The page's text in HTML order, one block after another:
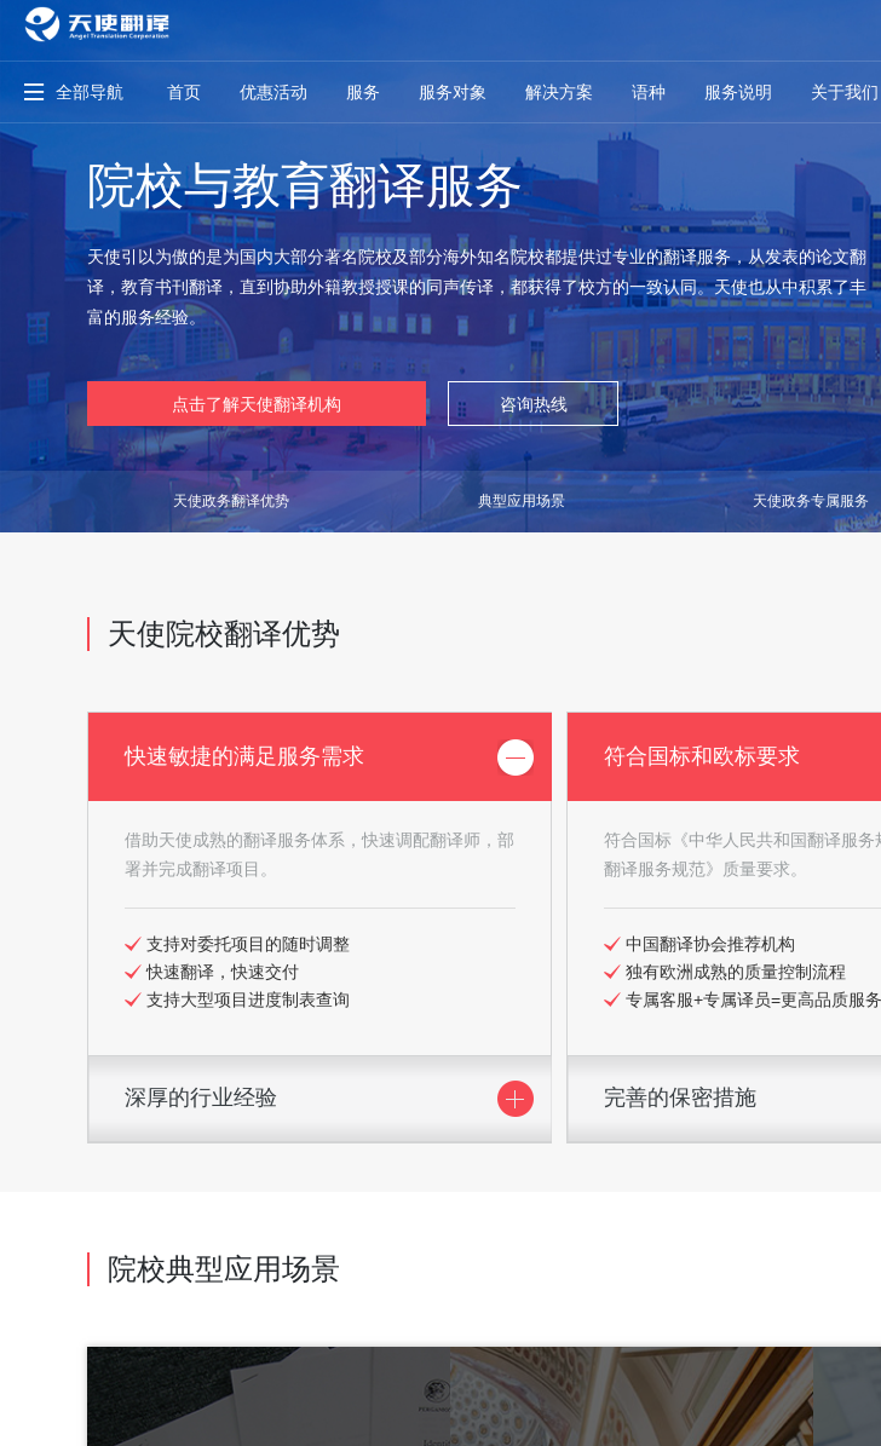
全部导航 首页 优惠活动 服务 服务对象 解决方案 语种 服务说明 关于我们
院校与教育翻译服务
天使引以为傲的是为国内大部分著名院校及部分海外知名院校都提供过专业的翻译服务，从发表的论文翻
译，教育书刊翻译，直到协助外籍教授授课的同声传译，都获得了校方的一致认同。天使也从中积累了丰
富的服务经验。
点击了解天使翻译机构 咨询热线
天使政务翻译优势 典型应用场景 天使政务专属服务
天使院校翻译优势
快速敏捷的满足服务需求
借助天使成熟的翻译服务体系，快速调配翻译师，部
署并完成翻译项目。
支持对委托项目的随时调整
快速翻译，快速交付
支持大型项目进度制表查询
深厚的行业经验
至今已为超过35000家企事业单位提供满意服务
符合国标和欧标要求
符合国标《中华人民共和国翻译服务
翻译服务规范》质量要求。
中国翻译协会推荐机构
独有欧洲成熟的质量控制流程
专属客服+专属译员=更高品质服务
完善的保密措施
院校典型应用场景